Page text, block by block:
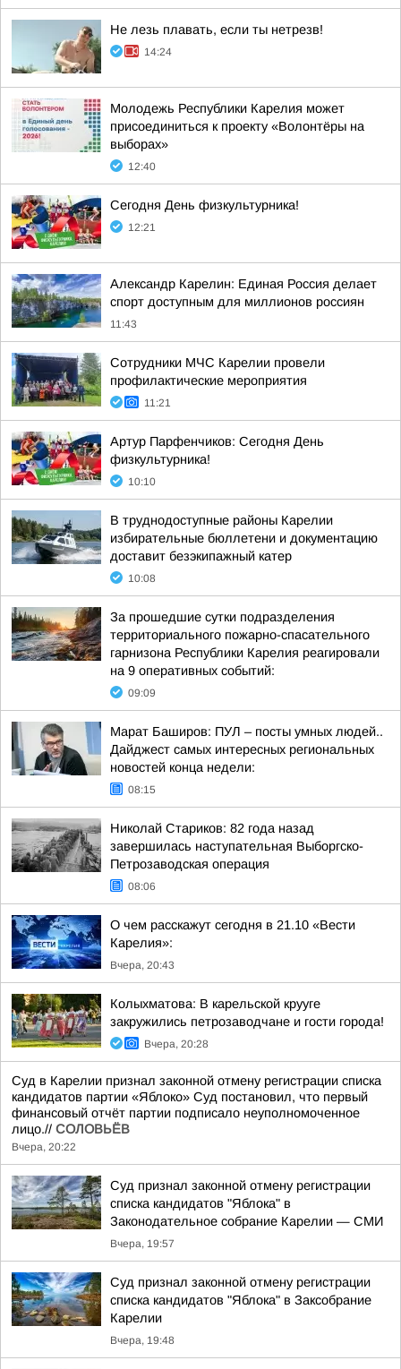
Не лезь плавать, если ты нетрезв!
14:24
Молодежь Республики Карелия может
присоединиться к проекту «Волонтёры на
выборах»
12:40
Сегодня День физкультурника!
12:21
Александр Карелин: Единая Россия делает
спорт доступным для миллионов россиян
11:43
Сотрудники МЧС Карелии провели
профилактические мероприятия
11:21
Артур Парфенчиков: Сегодня День
физкультурника!
10:10
В труднодоступные районы Карелии
избирательные бюллетени и документацию
доставит безэкипажный катер
10:08
За прошедшие сутки подразделения
территориального пожарно-спасательного
гарнизона Республики Карелия реагировали
на 9 оперативных событий:
09:09
Марат Баширов: ПУЛ – посты умных людей..
Дайджест самых интересных региональных
новостей конца недели:
08:15
Николай Стариков: 82 года назад
завершилась наступательная Выборгско-
Петрозаводская операция
08:06
О чем расскажут сегодня в 21.10 «Вести
Карелия»:
Вчера, 20:43
Колыхматова: В карельской крууге
закружились петрозаводчане и гости города!
Вчера, 20:28
Суд в Карелии признал законной отмену регистрации списка
кандидатов партии «Яблоко» Суд постановил, что первый
финансовый отчёт партии подписало неуполномоченное
лицо.// СОЛОВЬЁВ
Вчера, 20:22
Суд признал законной отмену регистрации
списка кандидатов "Яблока" в
Законодательное собрание Карелии — СМИ
Вчера, 19:57
Суд признал законной отмену регистрации
списка кандидатов "Яблока" в Заксобрание
Карелии
Вчера, 19:48